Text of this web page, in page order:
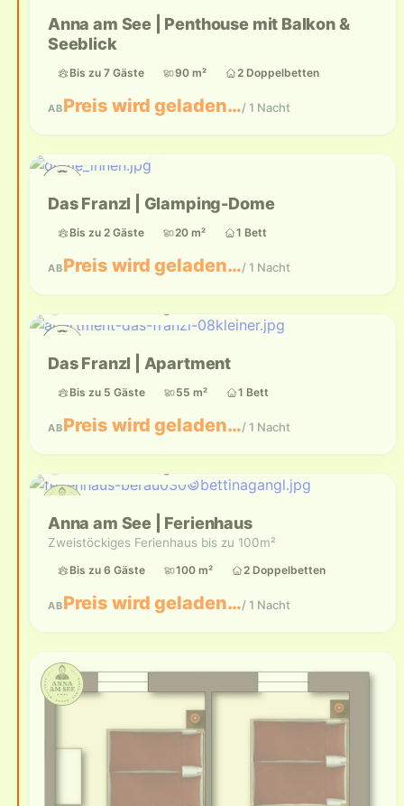
Anna am See | Penthouse mit Balkon &
Seeblick
Bis zu 7 Gäste 90 m² 2 Doppelbetten
ABPreis wird geladen…/ 1 Nacht
Das Franzl | Glamping-Dome
Bis zu 2 Gäste 20 m² 1 Bett
ABPreis wird geladen…/ 1 Nacht
Das Franzl | Apartment
Bis zu 5 Gäste 55 m² 1 Bett
ABPreis wird geladen…/ 1 Nacht
Anna am See | Ferienhaus
Zweistöckiges Ferienhaus bis zu 100m²
Bis zu 6 Gäste 100 m² 2 Doppelbetten
ABPreis wird geladen…/ 1 Nacht